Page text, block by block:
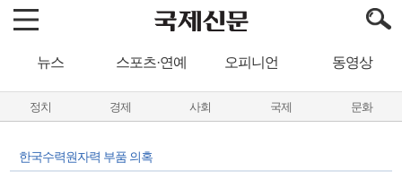
뉴스 스포츠·연예 오피니언 동영상
정치 경제 사회 국제 문화
한국수력원자력 부품 의혹